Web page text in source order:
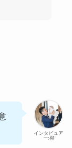
インタビュア
ー:柳